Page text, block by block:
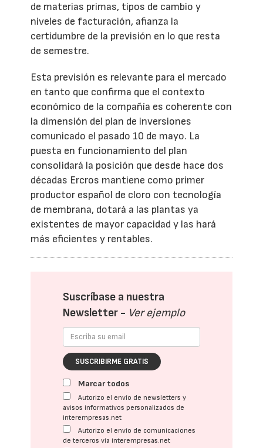
de materias primas, tipos de cambio y
niveles de facturación, afianza la
certidumbre de la previsión en lo que resta
de semestre.
Esta previsión es relevante para el mercado
en tanto que confirma que el contexto
económico de la compañía es coherente con
la dimensión del plan de inversiones
comunicado el pasado 10 de mayo. La
puesta en funcionamiento del plan
consolidará la posición que desde hace dos
décadas Ercros mantiene como primer
productor español de cloro con tecnología
de membrana, dotará a las plantas ya
existentes de mayor capacidad y las hará
más eficientes y rentables.
Suscríbase a nuestra
Newsletter - Ver ejemplo
SUSCRIBIRME GRATIS
Marcar todos
Autorizo el envío de newsletters y
avisos informativos personalizados de
interempresas.net
Autorizo el envío de comunicaciones
de terceros vía interempresas.net